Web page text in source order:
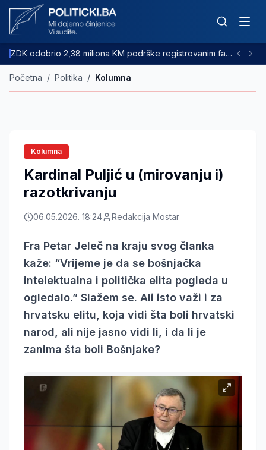
ZDK odobrio 2,38 miliona KM podrške registrovanim farmama goveda
Početna / Politika / Kolumna
Kolumna
Kardinal Puljić u (mirovanju i)
razotkrivanju
06.05.2026. 18:24 Redakcija Mostar
Fra Petar Jeleč na kraju svog članka
kaže: “Vrijeme je da se bošnjačka
intelektualna i politička elita pogleda u
ogledalo.” Slažem se. Ali isto važi i za
hrvatsku elitu, koja vidi šta boli hrvatski
narod, ali nije jasno vidi li, i da li je
zanima šta boli Bošnjake?